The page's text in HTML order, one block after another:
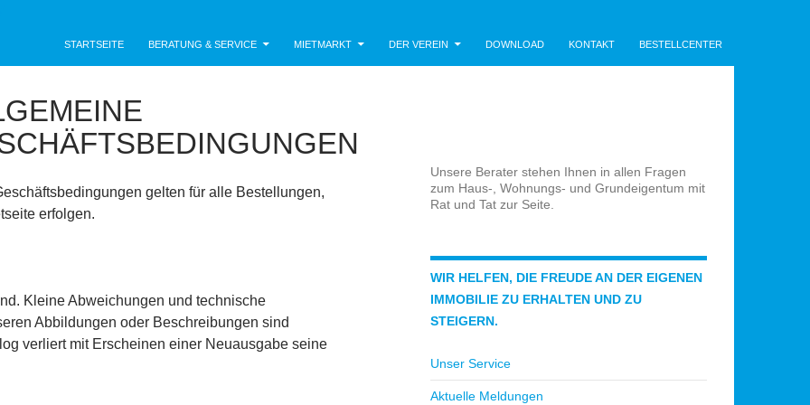
e.V.
STARTSEITE BERATUNG & SERVICE MIETMARKT DER VEREIN DOWNLOAD KONTAKT BESTELLCENTER
gelten für alle Bestellungen,
erfolgen.
Kleine Abweichungen und technische
Abbildungen oder Beschreibungen sind
verliert mit Erscheinen einer Neuausgabe seine
Unsere Berater stehen Ihnen in allen Fragen
zum Haus-, Wohnungs- und Grundeigentum mit
Rat und Tat zur Seite.
WIR HELFEN, DIE FREUDE AN DER EIGENEN
IMMOBILIE ZU ERHALTEN UND ZU
STEIGERN.
Unser Service
Aktuelle Meldungen